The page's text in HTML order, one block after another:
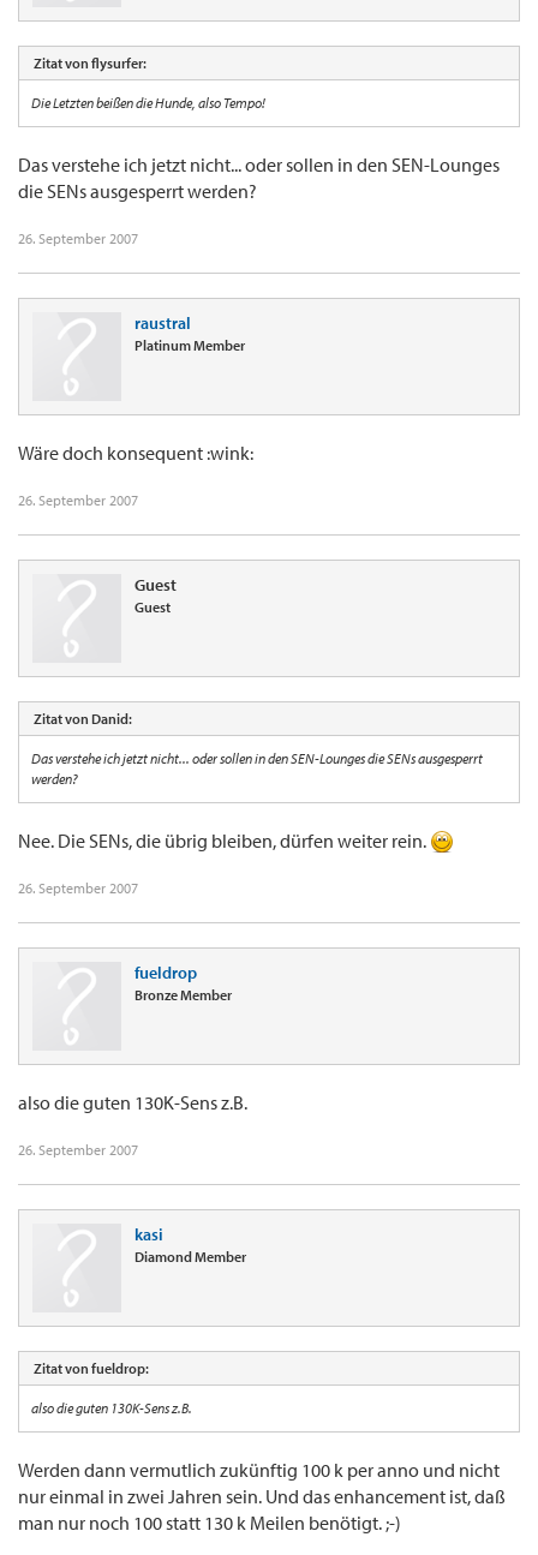
Zitat von flysurfer:
Die Letzten beißen die Hunde, also Tempo!
Das verstehe ich jetzt nicht... oder sollen in den SEN-Lounges
die SENs ausgesperrt werden?
26. September 2007
raustral
Platinum Member
Wäre doch konsequent :wink:
26. September 2007
Guest
Guest
Zitat von Danid:
Das verstehe ich jetzt nicht... oder sollen in den SEN-Lounges die SENs ausgesperrt
werden?
Nee. Die SENs, die übrig bleiben, dürfen weiter rein.
26. September 2007
fueldrop
Bronze Member
also die guten 130K-Sens z.B.
26. September 2007
kasi
Diamond Member
Zitat von fueldrop:
also die guten 130K-Sens z.B.
Werden dann vermutlich zukünftig 100 k per anno und nicht
nur einmal in zwei Jahren sein. Und das enhancement ist, daß
man nur noch 100 statt 130 k Meilen benötigt. ;-)